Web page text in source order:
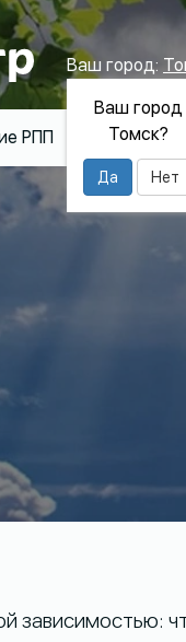
Ваш город:
Ваш город
Томск?
Да Нет
РПП Лечение
зависимостью: